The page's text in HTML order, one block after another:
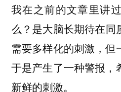
我在之前的文章里讲
么？ 是大脑长期待在同
需要多样化的刺激，但
于是产生了一种警报，
新鲜的刺激。